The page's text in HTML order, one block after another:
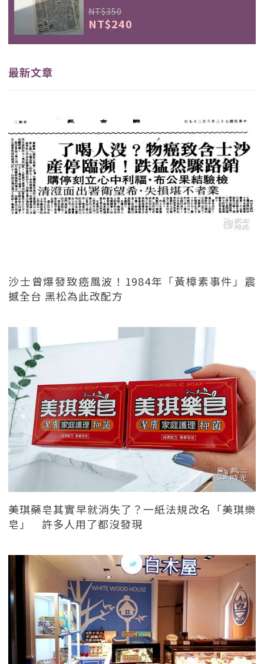
NT$350
NT$240
最新文章
沙士曾爆發致癌風波！1984年「黃樟素事件」震
撼全台 黑松為此改配方
美琪藥皂其實早就消失了？一紙法規改名「美琪樂
皂」 許多人用了都沒發現